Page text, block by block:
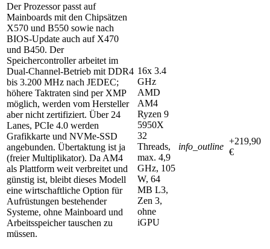
Der Prozessor passt auf
Mainboards mit den Chipsätzen
X570 und B550 sowie nach
BIOS-Update auch auf X470
und B450. Der
Speichercontroller arbeitet im
Dual-Channel-Betrieb mit DDR4
bis 3.200 MHz nach JEDEC;
höhere Taktraten sind per XMP
möglich, werden vom Hersteller
aber nicht zertifiziert. Über 24
Lanes, PCIe 4.0 werden
Grafikkarte und NVMe-SSD
angebunden. Übertaktung ist ja
(freier Multiplikator). Da AM4
als Plattform weit verbreitet und
günstig ist, bleibt dieses Modell
eine wirtschaftliche Option für
Aufrüstungen bestehender
Systeme, ohne Mainboard und
Arbeitsspeicher tauschen zu
müssen.
16x 3.4
GHz
AMD
AM4
Ryzen 9
5950X
32
Threads,
max. 4,9
GHz, 105
W, 64
MB L3,
Zen 3,
ohne
iGPU
info_outline
+219,90
€